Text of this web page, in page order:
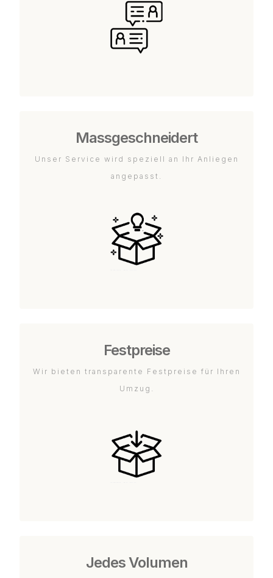
Massgeschneidert
Unser Service wird speziell an Ihr Anliegen
angepasst.
Festpreise
Wir bieten transparente Festpreise für Ihren
Umzug.
Jedes Volumen